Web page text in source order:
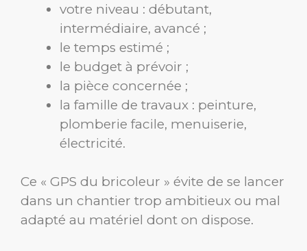
votre niveau : débutant,
intermédiaire, avancé ;
le temps estimé ;
le budget à prévoir ;
la pièce concernée ;
la famille de travaux : peinture,
plomberie facile, menuiserie,
électricité.
Ce « GPS du bricoleur » évite de se lancer
dans un chantier trop ambitieux ou mal
adapté au matériel dont on dispose.